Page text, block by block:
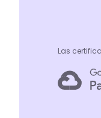
Las